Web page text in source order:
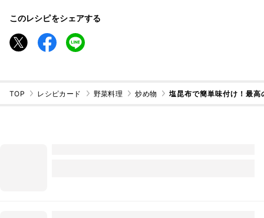
このレシピをシェアする
TOP レシピカード 野菜料理 炒め物 塩昆布で簡単味付け！最